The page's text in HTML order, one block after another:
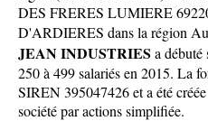
DES FRERES LUMIERE
D'ARDIERES dans la région
JEAN INDUSTRIES a
250 à 499 salariés en 2015. La
SIREN 395047426 et a été
société par actions simplifiée.